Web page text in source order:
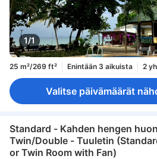
1/1
25 m²/269 ft² Enintään 3 aikuista 2
Valitse päivämäärät
Standard - Kahden hengen
Twin/Double - Tuuletin
or Twin Room with Fan)